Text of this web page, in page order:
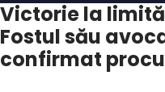
Victorie la
Fostul său
confirmat